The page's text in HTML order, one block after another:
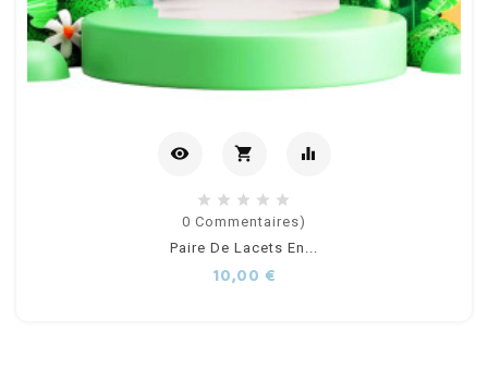
visibility shopping_cart
Ajouter
au
equalizer
0 Commentaires)
Paire De Lacets En...
10,00 €